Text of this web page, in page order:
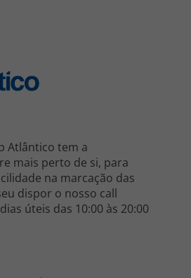
Atlântico tem a
mais perto de si, para
na marcação das
dispor o nosso call
úteis das 10:00 às 20:00